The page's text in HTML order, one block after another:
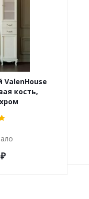
кость,
₽